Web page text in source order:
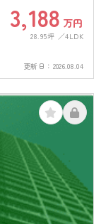
3,188 万円
28.95坪 4LDK
更新日： 2026.08.04